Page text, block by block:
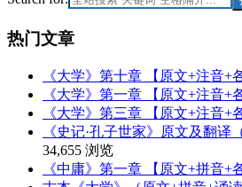
热门文章
《大学》第十章 【原文+注音+
《大学》第一章 【原文+注音+
《大学》第三章 【原文+注音+
《史记·孔子世家》原文及翻译
34,655 浏览
《中庸》第一章 【原文+拼音+